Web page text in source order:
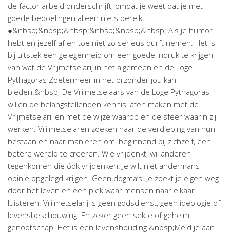
de factor arbeid onderschrijft, omdat je weet dat je met
goede bedoelingen alleen niets bereikt.
●&nbsp;&nbsp;&nbsp;&nbsp;&nbsp;&nbsp; Als je humor
hebt en jezelf af en toe niet zo serieus durft nemen. Het is
bij uitstek een gelegenheid om een goede indruk te krijgen
van wat de Vrijmetselarij in het algemeen en de Loge
Pythagoras Zoetermeer in het bijzonder jou kan
bieden.&nbsp; De Vrijmetselaars van de Loge Pythagoras
willen de belangstellenden kennis laten maken met de
Vrijmetselarij en met de wijze waarop en de sfeer waarin zij
werken. Vrijmetselaren zoeken naar de verdieping van hun
bestaan en naar manieren om, beginnend bij zichzelf, een
betere wereld te creëren. Wie vrijdenkt, wil anderen
tegenkomen die óók vrijdenken. Je wilt niet andermans
opinie opgelegd krijgen. Geen dogma’s. Je zoekt je eigen weg
door het leven en een plek waar mensen naar elkaar
luisteren. Vrijmetselarij is geen godsdienst, geen ideologie of
levensbeschouwing. En zeker geen sekte of geheim
genootschap. Het is een levenshouding.&nbsp;Meld je aan